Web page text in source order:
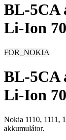
BL-5CA
Li-Ion
FOR_NOKIA
BL-5CA
Li-Ion
Nokia 1110, 1111,
akkumulátor.